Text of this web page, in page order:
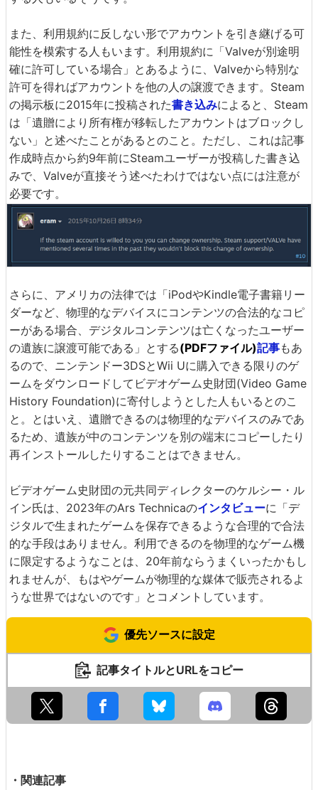
また、利用規約に反しない形でアカウントを引き継げる可
能性を模索する人もいます。利用規約に「Valveが別途明
確に許可している場合」とあるように、Valveから特別な
許可を得ればアカウントを他の人の譲渡できます。Steam
の掲示板に2015年に投稿された書き込みによると、Steam
は「遺贈により所有権が移転したアカウントはブロックし
ない」と述べたことがあるとのこと。ただし、これは記事
作成時点から約9年前にSteamユーザーが投稿した書き込
みで、Valveが直接そう述べたわけではない点には注意が
必要です。
さらに、アメリカの法律では「iPodやKindle電子書籍リー
ダーなど、物理的なデバイスにコンテンツの合法的なコピ
ーがある場合、デジタルコンテンツは亡くなったユーザー
の遺族に譲渡可能である」とする(PDFファイル)記事もあ
るので、ニンテンドー3DSとWii Uに購入できる限りのゲ
ームをダウンロードしてビデオゲーム史財団(Video Game
History Foundation)に寄付しようとした人もいるとのこ
と。とはいえ、遺贈できるのは物理的なデバイスのみであ
るため、遺族が中のコンテンツを別の端末にコピーしたり
再インストールしたりすることはできません。
ビデオゲーム史財団の元共同ディレクターのケルシー・ル
イン氏は、2023年のArs Technicaのインタビューに「デ
ジタルで生まれたゲームを保存できるような合理的で合法
的な手段はありません。利用できるのを物理的なゲーム機
に限定するようなことは、20年前ならうまくいったかもし
れませんが、もはやゲームが物理的な媒体で販売されるよ
うな世界ではないのです」とコメントしています。
優先ソースに設定
記事タイトルとURLをコピー
・関連記事